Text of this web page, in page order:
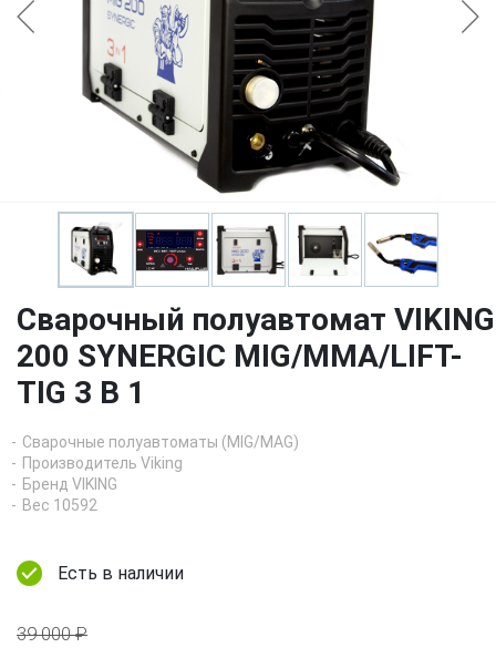
Сварочный полуавтомат VIKING
200 SYNERGIC MIG/MMA/LIFT-
TIG 3 В 1
Сварочные полуавтоматы (MIG/MAG)
Производитель Viking
Бренд VIKING
Вес 10592
Есть в наличии
39 000 ₽